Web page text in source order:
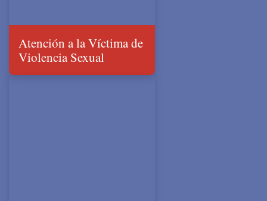
Atención a la Víctima de
Violencia Sexual